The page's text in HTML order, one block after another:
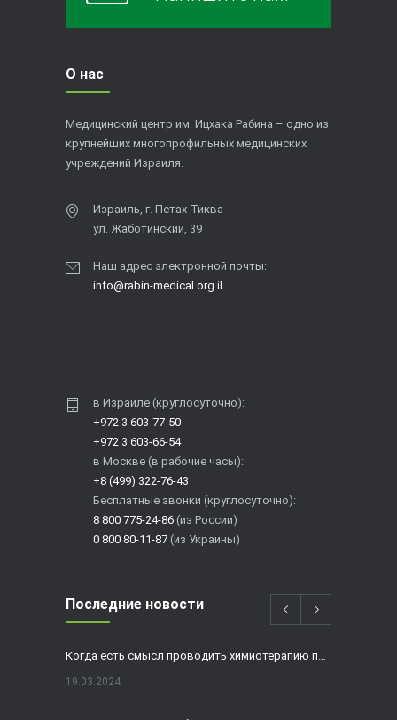
О нас
Медицинский центр им. Ицхака Рабина – одно из
крупнейших многопрофильных медицинских
учреждений Израиля.
Израиль, г. Петах-Тиква
ул. Жаботинский, 39
Наш адрес электронной почты:
info@rabin-medical.org.il
в Израиле (круглосуточно):
+972 3 603-77-50
+972 3 603-66-54
в Москве (в рабочие часы):
+8 (499) 322-76-43
Бесплатные звонки (круглосуточно):
8 800 775-24-86 (из России)
0 800 80-11-87 (из Украины)
Последние новости
Когда есть смысл проводить химиотерапию при раке толстой кишки?
19.03.2024